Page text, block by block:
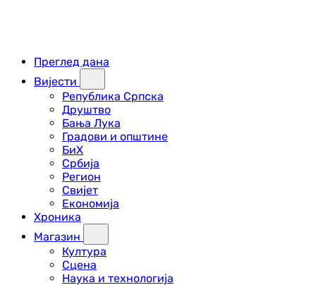
Преглед дана
Вијести
Република Српска
Друштво
Бања Лука
Градови и општине
БиХ
Србија
Регион
Свијет
Економија
Хроника
Магазин
Култура
Сцена
Наука и технологија